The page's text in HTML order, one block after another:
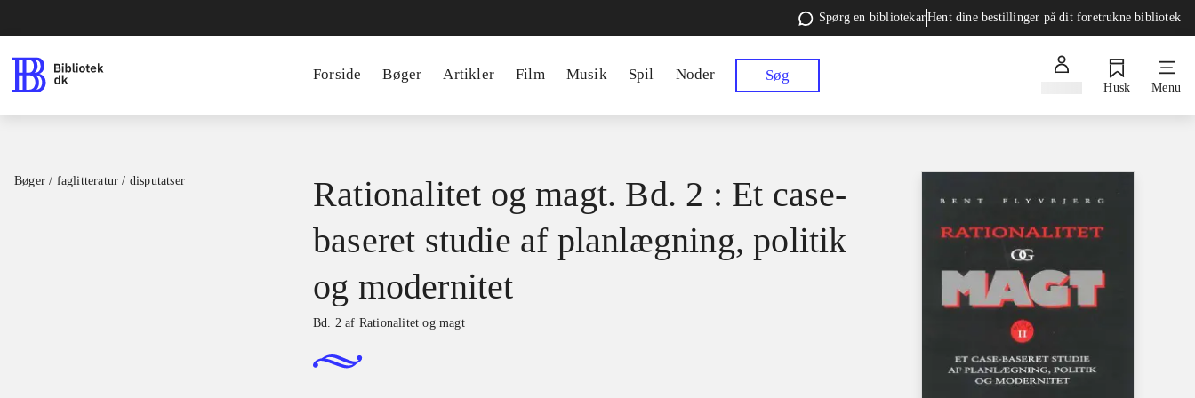
Spørg en bibliotekarHent dine bestillinger på dit foretrukne bibliotek
Forside Bøger Artikler Film Musik Spil Noder Søg
Husk Menu
Bøger / faglitteratur / disputatser
Rationalitet og magt. Bd. 2 : Et case-
baseret studie af planlægning, politik
og modernitet
Bd. 2 af Rationalitet og magt